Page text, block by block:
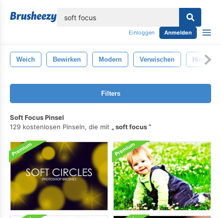
Einloggen Anmelden
Weich Bewirken Modern Verwischen
Filters
Soft Focus Pinsel
129 kostenlosen Pinseln, die mit
soft focus